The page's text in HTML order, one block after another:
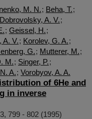
M. N.; Beha, T.;
Dobrovolsky, A. V.;
; Geissel, H.;
A. V.; Korolev, G. A.;
G.; Mutterer, M.;
M.; Singer, P.;
A.; Vorobyov, A. A.
of 6He and
in inverse
, 799 - 802 (1995)